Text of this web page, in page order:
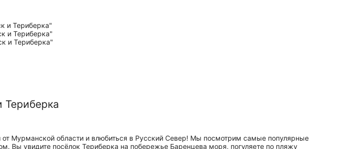
Териберка
от Мурманской области и влюбиться в Русский Север! Мы посмотрим самые популярные
Вы увидите посёлок Териберка на побережье Баренцева моря, погуляете по пляжу